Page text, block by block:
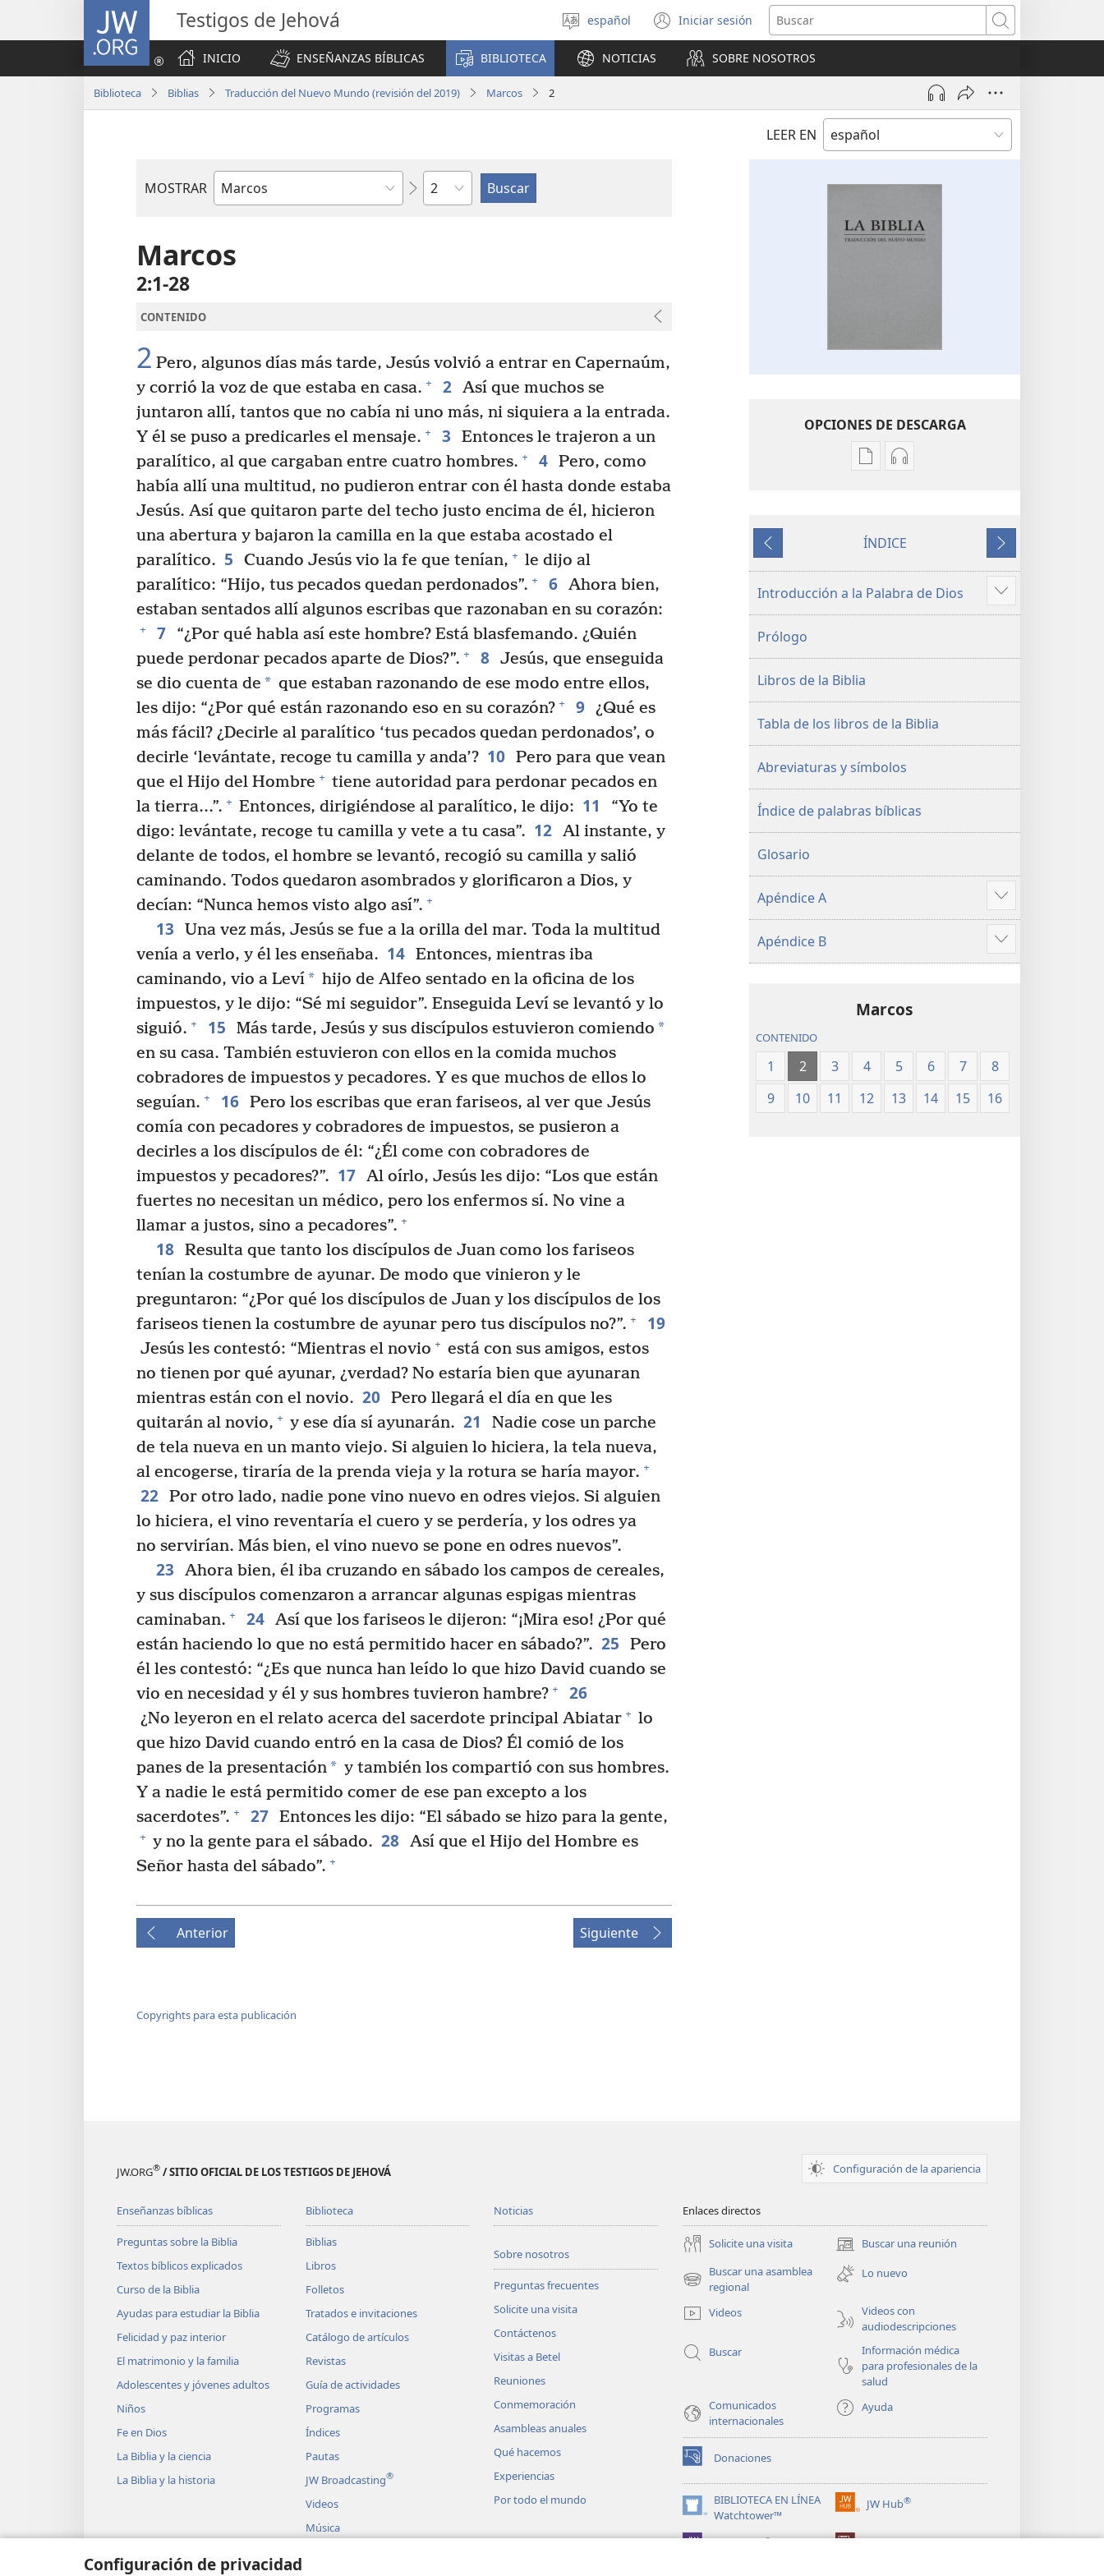
Configuración de privacidad
JW.ORG Testigos de Jehová
Seleccionar
idioma
español Iniciar sesión
(abre
una
nueva
ventana)
Buscar
INICIO
ENSEÑANZAS BÍBLICAS BIBLIOTECA NOTICIAS SOBRE NOSOTROS
Biblioteca Biblias Traducción del Nuevo Mundo (revisión del 2019) Marcos 2
LEER EN
MOSTRAR
Libro
Biblia
Capítulo
Marcos
2:1-28
CONTENIDO
2 Pero, algunos días más tarde, Jesús volvió a entrar en Capernaúm,
y corrió la voz de que estaba en casa. + 2 Así que muchos se
juntaron allí, tantos que no cabía ni uno más, ni siquiera a la entrada.
Y él se puso a predicarles el mensaje. + 3
Entonces le trajeron a un
paralítico, al que cargaban entre cuatro hombres. + 4 Pero, como
había allí una multitud, no pudieron entrar con él hasta donde estaba
Jesús. Así que quitaron parte del techo justo encima de él, hicieron
una abertura y bajaron la camilla en la que estaba acostado el
paralítico. 5 Cuando Jesús vio la fe que tenían, + le dijo al
paralítico: “Hijo, tus pecados quedan perdonados”. + 6 Ahora bien,
estaban sentados allí algunos escribas que razonaban en su corazón:
+ 7
“¿Por qué habla así este hombre? Está blasfemando. ¿Quién
puede perdonar pecados aparte de Dios?”. + 8 Jesús, que enseguida
se dio cuenta de * que estaban razonando de ese modo entre ellos,
les dijo: “¿Por qué están razonando eso en su corazón? + 9 ¿Qué es
más fácil? ¿Decirle al paralítico ‘tus pecados quedan perdonados’, o
decirle ‘levántate, recoge tu camilla y anda’? 10 Pero para que vean
que el Hijo del Hombre + tiene autoridad para perdonar pecados en
la tierra...”. + Entonces, dirigiéndose al paralítico, le dijo: 11
“Yo te
digo: levántate, recoge tu camilla y vete a tu casa”. 12 Al instante, y
delante de todos, el hombre se levantó, recogió su camilla y salió
caminando. Todos quedaron asombrados y glorificaron a Dios, y
decían: “Nunca hemos visto algo así”. +
13
Una vez más, Jesús se fue a la orilla del mar. Toda la multitud
venía a verlo, y él les enseñaba. 14 Entonces, mientras iba
caminando, vio a Leví* hijo de Alfeo sentado en la oficina de los
impuestos, y le dijo: “Sé mi seguidor”. Enseguida Leví se levantó y lo
siguió. + 15 Más tarde, Jesús y sus discípulos estuvieron comiendo *
en su casa. También estuvieron con ellos en la comida muchos
cobradores de impuestos y pecadores. Y es que muchos de ellos lo
seguían. + 16 Pero los escribas que eran fariseos, al ver que Jesús
comía con pecadores y cobradores de impuestos, se pusieron a
decirles a los discípulos de él: “¿Él come con cobradores de
impuestos y pecadores?”. 17 Al oírlo, Jesús les dijo: “Los que están
fuertes no necesitan un médico, pero los enfermos sí. No vine a
llamar a justos, sino a pecadores”. +
18 Resulta que tanto los discípulos de Juan como los fariseos
tenían la costumbre de ayunar. De modo que vinieron y le
preguntaron: “¿Por qué los discípulos de Juan y los discípulos de los
fariseos tienen la costumbre de ayunar pero tus discípulos no?”. + 19
Jesús les contestó: “Mientras el novio + está con sus amigos, estos
no tienen por qué ayunar, ¿verdad? No estaría bien que ayunaran
mientras están con el novio. 20 Pero llegará el día en que les
quitarán al novio, + y ese día sí ayunarán. 21
Nadie cose un parche
de tela nueva en un manto viejo. Si alguien lo hiciera, la tela nueva,
al encogerse, tiraría de la prenda vieja y la rotura se haría mayor. +
22 Por otro lado, nadie pone vino nuevo en odres viejos. Si alguien
lo hiciera, el vino reventaría el cuero y se perdería, y los odres ya
no servirían. Más bien, el vino nuevo se pone en odres nuevos”.
23
Ahora bien, él iba cruzando en sábado los campos de cereales,
y sus discípulos comenzaron a arrancar algunas espigas mientras
caminaban. + 24 Así que los fariseos le dijeron: “¡Mira eso! ¿Por qué
están haciendo lo que no está permitido hacer en sábado?”. 25
Pero
él les contestó: “¿Es que nunca han leído lo que hizo David cuando se
vio en necesidad y él y sus hombres tuvieron hambre? + 26
¿No leyeron en el relato acerca del sacerdote principal Abiatar + lo
que hizo David cuando entró en la casa de Dios? Él comió de los
panes de la presentación* y también los compartió con sus hombres.
Y a nadie le está permitido comer de ese pan excepto a los
sacerdotes”. + 27 Entonces les dijo: “El sábado se hizo para la gente,
+ y no la gente para el sábado. 28 Así que el Hijo del Hombre es
Señor hasta del sábado”. +
Anterior Siguiente
Copyrights para esta publicación
OPCIONES DE DESCARGA
Opciones
publicaciones
Biblia.
Traducción
Mundo
del
2019)
Opciones
audio
Biblia.
Traducción
Mundo
del
2019)
Anterior
ÍNDICE
Siguiente
Introducción a la Palabra de Dios
Mostrar
más
Prólogo
Libros de la Biblia
Tabla de los libros de la Biblia
Abreviaturas y símbolos
Índice de palabras bíblicas
Glosario
Apéndice A
Mostrar
más
Apéndice B
Mostrar
más
Marcos
CONTENIDO
1 2 3 4 5 6 7
8
9
10 11 12 13 14 15 16
JW.ORG® / SITIO OFICIAL DE LOS TESTIGOS DE JEHOVÁ Configuración de la apariencia
Enseñanzas bíblicas
Preguntas sobre la Biblia
Textos bíblicos explicados
Curso de la Biblia
Ayudas para estudiar la Biblia
Felicidad y paz interior
El matrimonio y la familia
Adolescentes y jóvenes adultos
Niños
Fe en Dios
La Biblia y la ciencia
La Biblia y la historia
Biblioteca
Biblias
Libros
Folletos
Tratados e invitaciones
Catálogo de artículos
Revistas
Guía de actividades
Programas
Índices
Pautas
JW Broadcasting®
Videos
Música
Noticias
Sobre nosotros
Preguntas frecuentes
Solicite una visita
Contáctenos
Visitas a Betel
Reuniones
Conmemoración
Asambleas anuales
Qué hacemos
Experiencias
Por todo el mundo
Enlaces directos
Solicite una visita Buscar una reunión
(abre
una
nueva
Buscar una asamblea
regional
(abre
nueva
Lo nuevo
Videos
Videos con
audiodescripciones
Buscar
Información médica
para profesionales de la
salud
Comunicados
internacionales
Ayuda
Donaciones
(abre
una
nueva
ventana)
BIBLIOTECA EN LÍNEA
Watchtower™
(abre
una
JW Hub®
(abre
nueva
®